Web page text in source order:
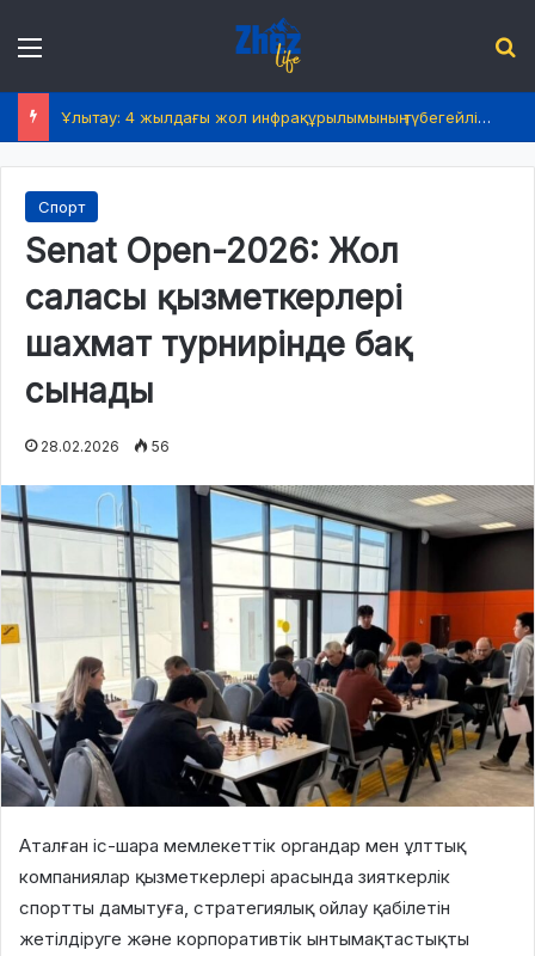
Ұлытау: 4 жылдағы жол инфрақұрылымының түбегейлі жаңаруы
Спорт
Senat Open-2026: Жол
саласы қызметкерлері
шахмат турнирінде бақ
сынады
28.02.2026 56
Аталған іс-шара мемлекеттік органдар мен ұлттық
компаниялар қызметкерлері арасында зияткерлік
спортты дамытуға, стратегиялық ойлау қабілетін
жетілдіруге және корпоративтік ынтымақтастықты